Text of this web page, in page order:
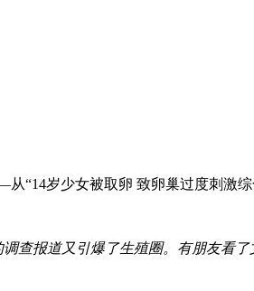
“14岁少女被取卵 致卵巢过度刺激综
查报道又引爆了生殖圈。有朋友看